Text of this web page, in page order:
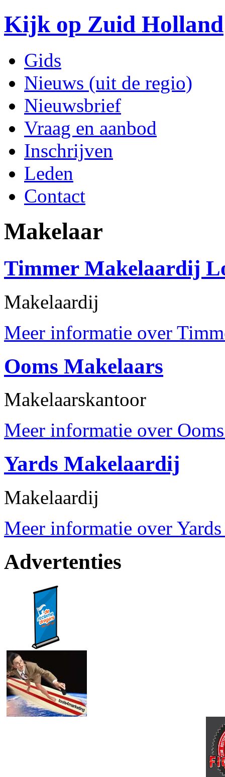
Kijk op Zuid Holland
Gids
Nieuws (uit de regio)
Nieuwsbrief
Vraag en aanbod
Inschrijven
Leden
Contact
Makelaar
Timmer Makelaardij
Makelaardij
Meer informatie over
Ooms Makelaars
Makelaarskantoor
Meer informatie over
Yards Makelaardij
Makelaardij
Meer informatie over
Advertenties